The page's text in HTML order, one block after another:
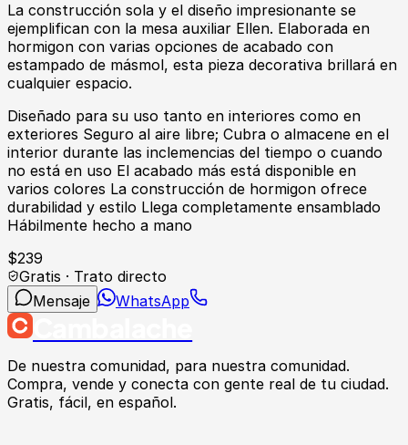
La construcción sola y el diseño impresionante se
ejemplifican con la mesa auxiliar Ellen. Elaborada en
hormigon con varias opciones de acabado con
estampado de másmol, esta pieza decorativa brillará en
cualquier espacio.
Diseñado para su uso tanto en interiores como en
exteriores Seguro al aire libre; Cubra o almacene en el
interior durante las inclemencias del tiempo o cuando
no está en uso El acabado más está disponible en
varios colores La construcción de hormigon ofrece
durabilidad y estilo Llega completamente ensamblado
Hábilmente hecho a mano
$239
Gratis · Trato directo
Mensaje
WhatsApp
De nuestra comunidad, para nuestra comunidad.
Compra, vende y conecta con gente real de tu ciudad.
Gratis, fácil, en español.